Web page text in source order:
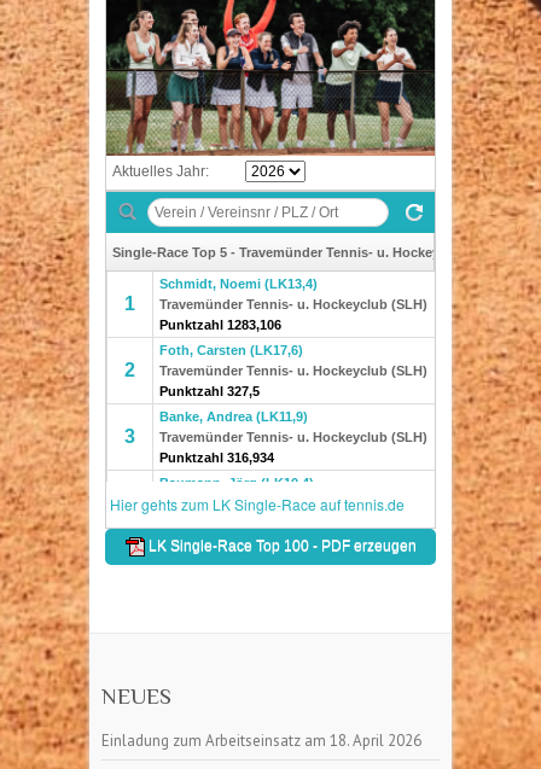
NEUES
Einladung zum Arbeitseinsatz am 18. April 2026